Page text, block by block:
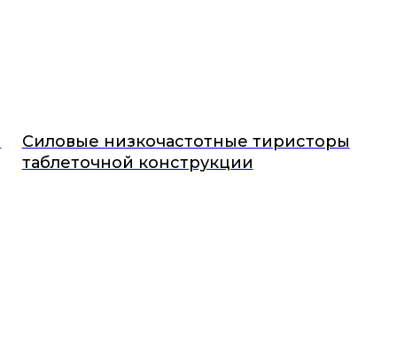
Силовые низкочастотные тиристоры
таблеточной конструкции